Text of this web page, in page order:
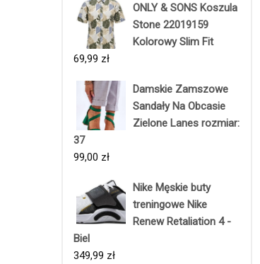
ONLY & SONS Koszula
Stone 22019159
Kolorowy Slim Fit
69,99 zł
Damskie Zamszowe
Sandały Na Obcasie
Zielone Lanes rozmiar:
37
99,00 zł
Nike Męskie buty
treningowe Nike
Renew Retaliation 4 -
Biel
349,99 zł